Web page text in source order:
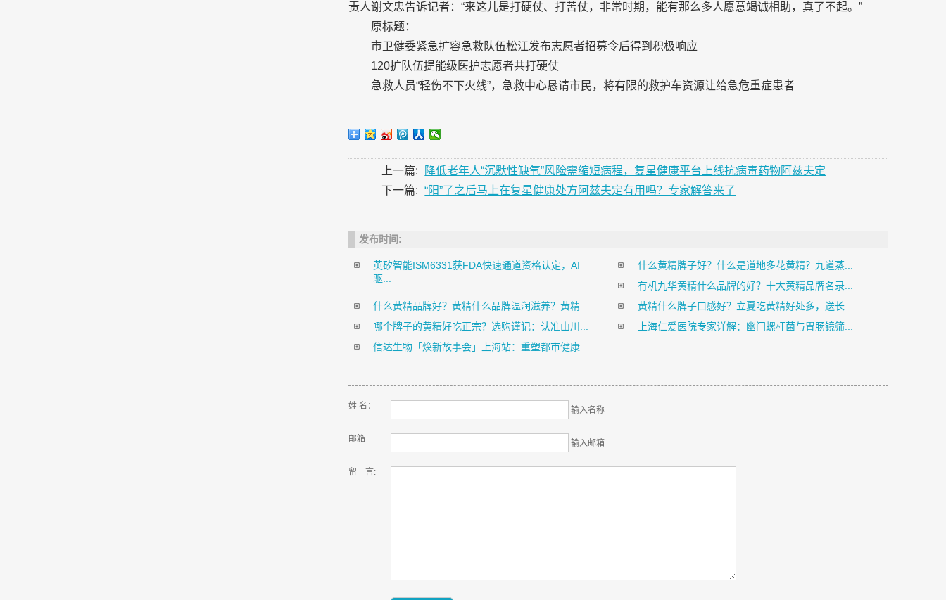
责人谢文忠告诉记者：“来这儿是打硬仗、打苦仗，非常时期，能有那么多人愿意竭诚相助，真了不起。”
原标题：
市卫健委紧急扩容急救队伍松江发布志愿者招募令后得到积极响应
120扩队伍提能级医护志愿者共打硬仗
急救人员“轻伤不下火线”，急救中心恳请市民，将有限的救护车资源让给急危重症患者
上一篇:
降低老年人“沉默性缺氧”风险需缩短病程，复星健康平台上线抗病毒药物阿兹夫定
下一篇:
“阳”了之后马上在复星健康处方阿兹夫定有用吗？专家解答来了
发布时间:
英矽智能ISM6331获FDA快速通道资格认定，AI
驱...
什么黄精牌子好？什么是道地多花黄精？九道蒸...
有机九华黄精什么品牌的好？十大黄精品牌名录...
什么黄精品牌好？黄精什么品牌温润滋养？黄精...
黄精什么牌子口感好？立夏吃黄精好处多，送长...
哪个牌子的黄精好吃正宗？选购谨记：认准山川...
上海仁爱医院专家详解：幽门螺杆菌与胃肠镜筛...
信达生物「焕新故事会」上海站：重塑都市健康...
姓 名： 输入名称
邮箱 输入邮箱
留 言: